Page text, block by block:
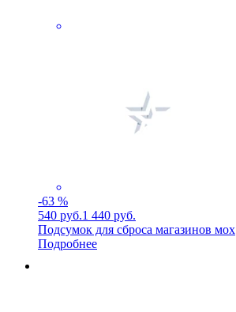
-63 %
540 руб.1 440 руб.
Подсумок для сброса магазинов мох
Подробнее